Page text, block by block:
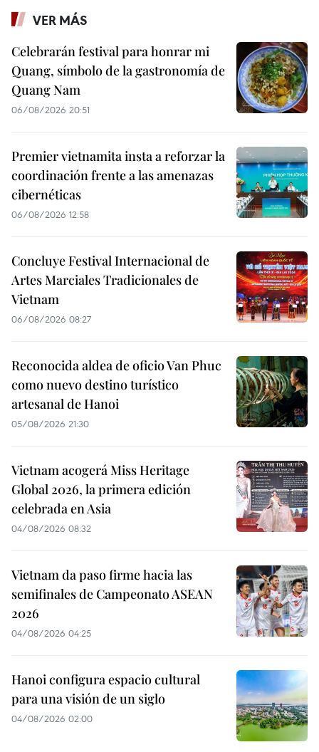
VER MÁS
Celebrarán festival para honrar mi
Quang, símbolo de la gastronomía de
Quang Nam
06/08/2026 20:51
Premier vietnamita insta a reforzar la
coordinación frente a las amenazas
cibernéticas
06/08/2026 12:58
Concluye Festival Internacional de
Artes Marciales Tradicionales de
Vietnam
06/08/2026 08:27
Reconocida aldea de oficio Van Phuc
como nuevo destino turístico
artesanal de Hanoi
05/08/2026 21:30
Vietnam acogerá Miss Heritage
Global 2026, la primera edición
celebrada en Asia
04/08/2026 08:32
Vietnam da paso firme hacia las
semifinales de Campeonato ASEAN
2026
04/08/2026 04:25
Hanoi configura espacio cultural
para una visión de un siglo
04/08/2026 02:00